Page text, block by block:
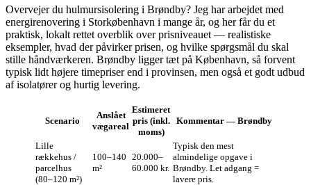
Overvejer du hulmursisolering i Brøndby? Jeg har arbejdet med
energirenovering i Storkøbenhavn i mange år, og her får du et
praktisk, lokalt rettet overblik over prisniveauet — realistiske
eksempler, hvad der påvirker prisen, og hvilke spørgsmål du skal
stille håndværkeren. Brøndby ligger tæt på København, så forvent
typisk lidt højere timepriser end i provinsen, men også et godt udbud
af isolatører og hurtig levering.
Scenario
Anslået
vægareal
Estimeret
pris (inkl.
moms)
Kommentar — Brøndby
Lille
rækkehus /
parcelhus
(80–120 m²)
100–140
m²
20.000–
60.000 kr.
Typisk den mest
almindelige opgave i
Brøndby. Let adgang =
lavere pris.